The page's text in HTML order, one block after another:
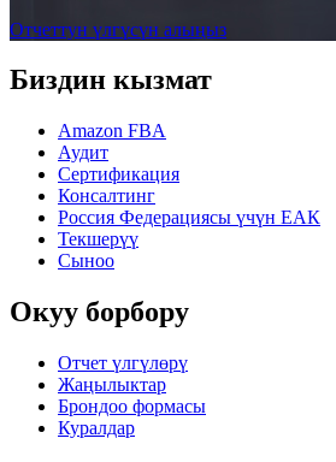
Отчеттун үлгүсүн алыңыз
Биздин кызмат
Amazon FBA
Аудит
Сертификация
Консалтинг
Россия Федерациясы үчүн ЕАК
Текшерүү
Сыноо
Окуу борбору
Отчет үлгүлөрү
Жаңылыктар
Брондоо формасы
Куралдар